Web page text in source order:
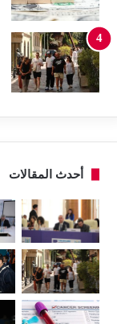
أحدث المقالات